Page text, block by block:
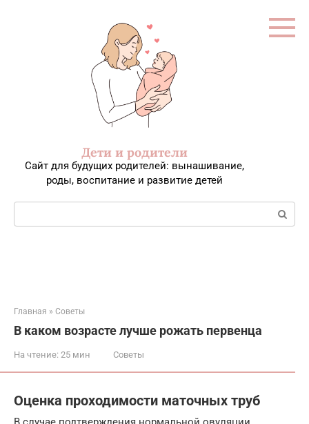
Дети и родители
Сайт для будущих родителей: вынашивание,
роды, воспитание и развитие детей
Поиск:
Главная » Советы
В каком возрасте лучше рожать первенца
На чтение: 25 мин Советы
Оценка проходимости маточных труб